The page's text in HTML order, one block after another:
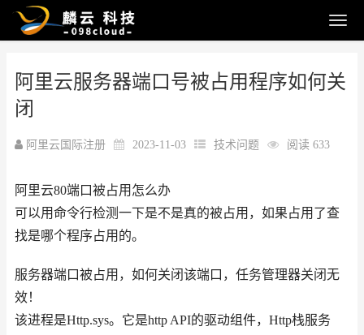
阿里云服务器端口号被占用程序如何关
闭
阿里云国际注册 2023-11-03 技术问题 阅读 633
阿里云80端口被占用怎么办
可以用命令行检测一下是不是真的被占用，如果占用了查
找是哪个程序占用的。
服务器端口被占用，如何关闭该端口，任务管理器关闭无
效！
该进程是Http.sys。它是http API的驱动组件，Http栈服务